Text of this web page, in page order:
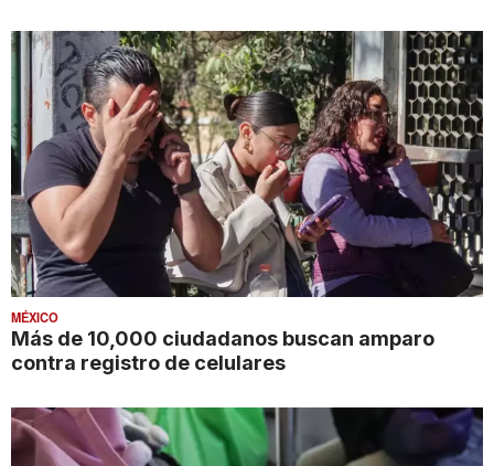
MÉXICO
Más de 10,000 ciudadanos buscan amparo
contra registro de celulares